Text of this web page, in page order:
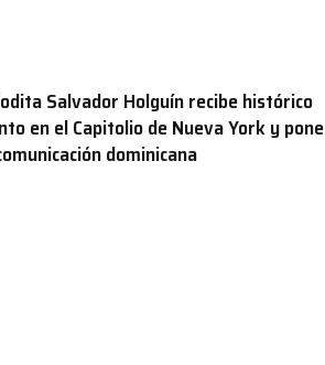
Salvador Holguín recibe histórico
en el Capitolio de Nueva York y pone
dominicana